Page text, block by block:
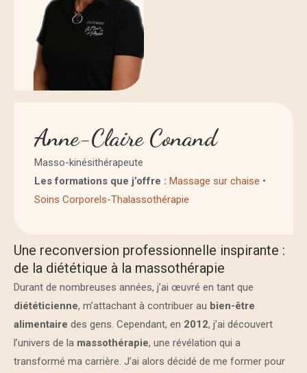
Anne-Claire Conand
Masso-kinésithérapeute
Les formations que j’offre : Massage sur chaise •
Soins Corporels-Thalassothérapie
Une reconversion professionnelle inspirante :
de la diététique à la massothérapie
Durant de nombreuses années, j’ai œuvré en tant que
diététicienne, m’attachant à contribuer au bien-être
alimentaire des gens. Cependant, en 2012, j’ai découvert
l’univers de la massothérapie, une révélation qui a
transformé ma carrière. J’ai alors décidé de me former pour